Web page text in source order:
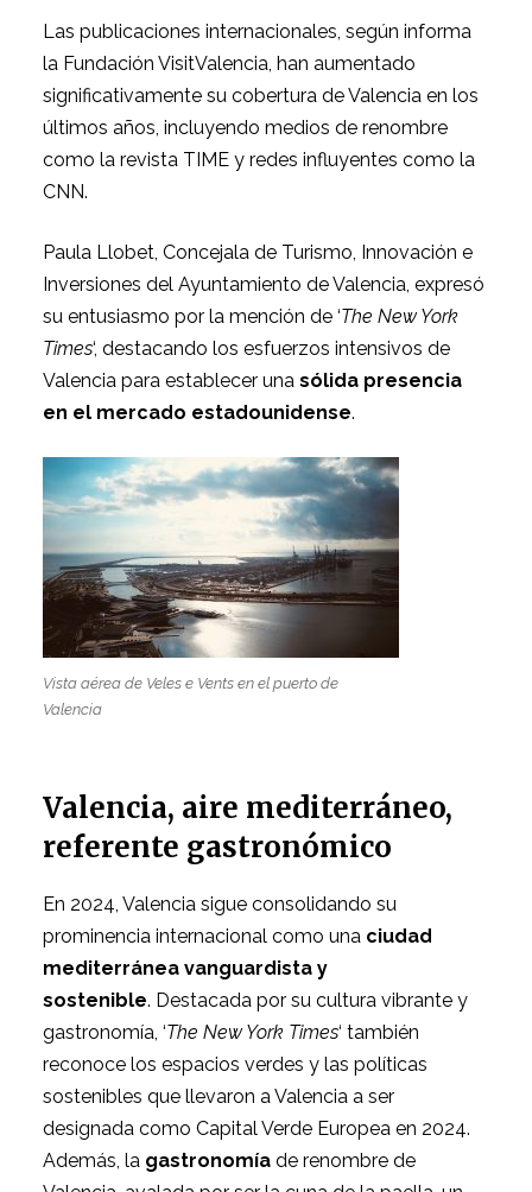
Las publicaciones internacionales, según informa
la Fundación VisitValencia, han aumentado
significativamente su cobertura de Valencia en los
últimos años, incluyendo medios de renombre
como la revista TIME y redes influyentes como la
CNN.
Paula Llobet, Concejala de Turismo, Innovación e
Inversiones del Ayuntamiento de Valencia, expresó
su entusiasmo por la mención de ‘The New York
Times‘, destacando los esfuerzos intensivos de
Valencia para establecer una sólida presencia
en el mercado estadounidense.
Vista aérea de Veles e Vents en el puerto de
Valencia
Valencia, aire mediterráneo,
referente gastronómico
En 2024, Valencia sigue consolidando su
prominencia internacional como una ciudad
mediterránea vanguardista y
sostenible. Destacada por su cultura vibrante y
gastronomía, ‘The New York Times‘ también
reconoce los espacios verdes y las políticas
sostenibles que llevaron a Valencia a ser
designada como Capital Verde Europea en 2024.
Además, la gastronomía de renombre de